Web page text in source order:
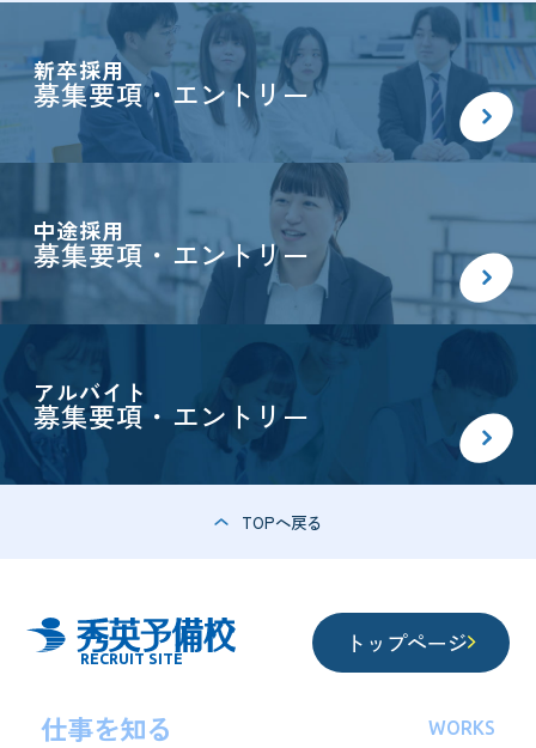
新卒採用
募集要項・エントリー
中途採用
募集要項・エントリー
アルバイト
募集要項・エントリー
TOPへ戻る
RECRUIT SITE
トップページ
仕事を知る WORKS